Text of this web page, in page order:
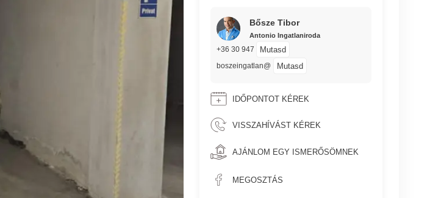
Bősze Tibor
Antonio Ingatlaniroda
+36 30 947 Mutasd
boszeingatlan@ Mutasd
IDŐPONTOT KÉREK
VISSZAHÍVÁST KÉREK
AJÁNLOM EGY ISMERŐSÖMNEK
MEGOSZTÁS